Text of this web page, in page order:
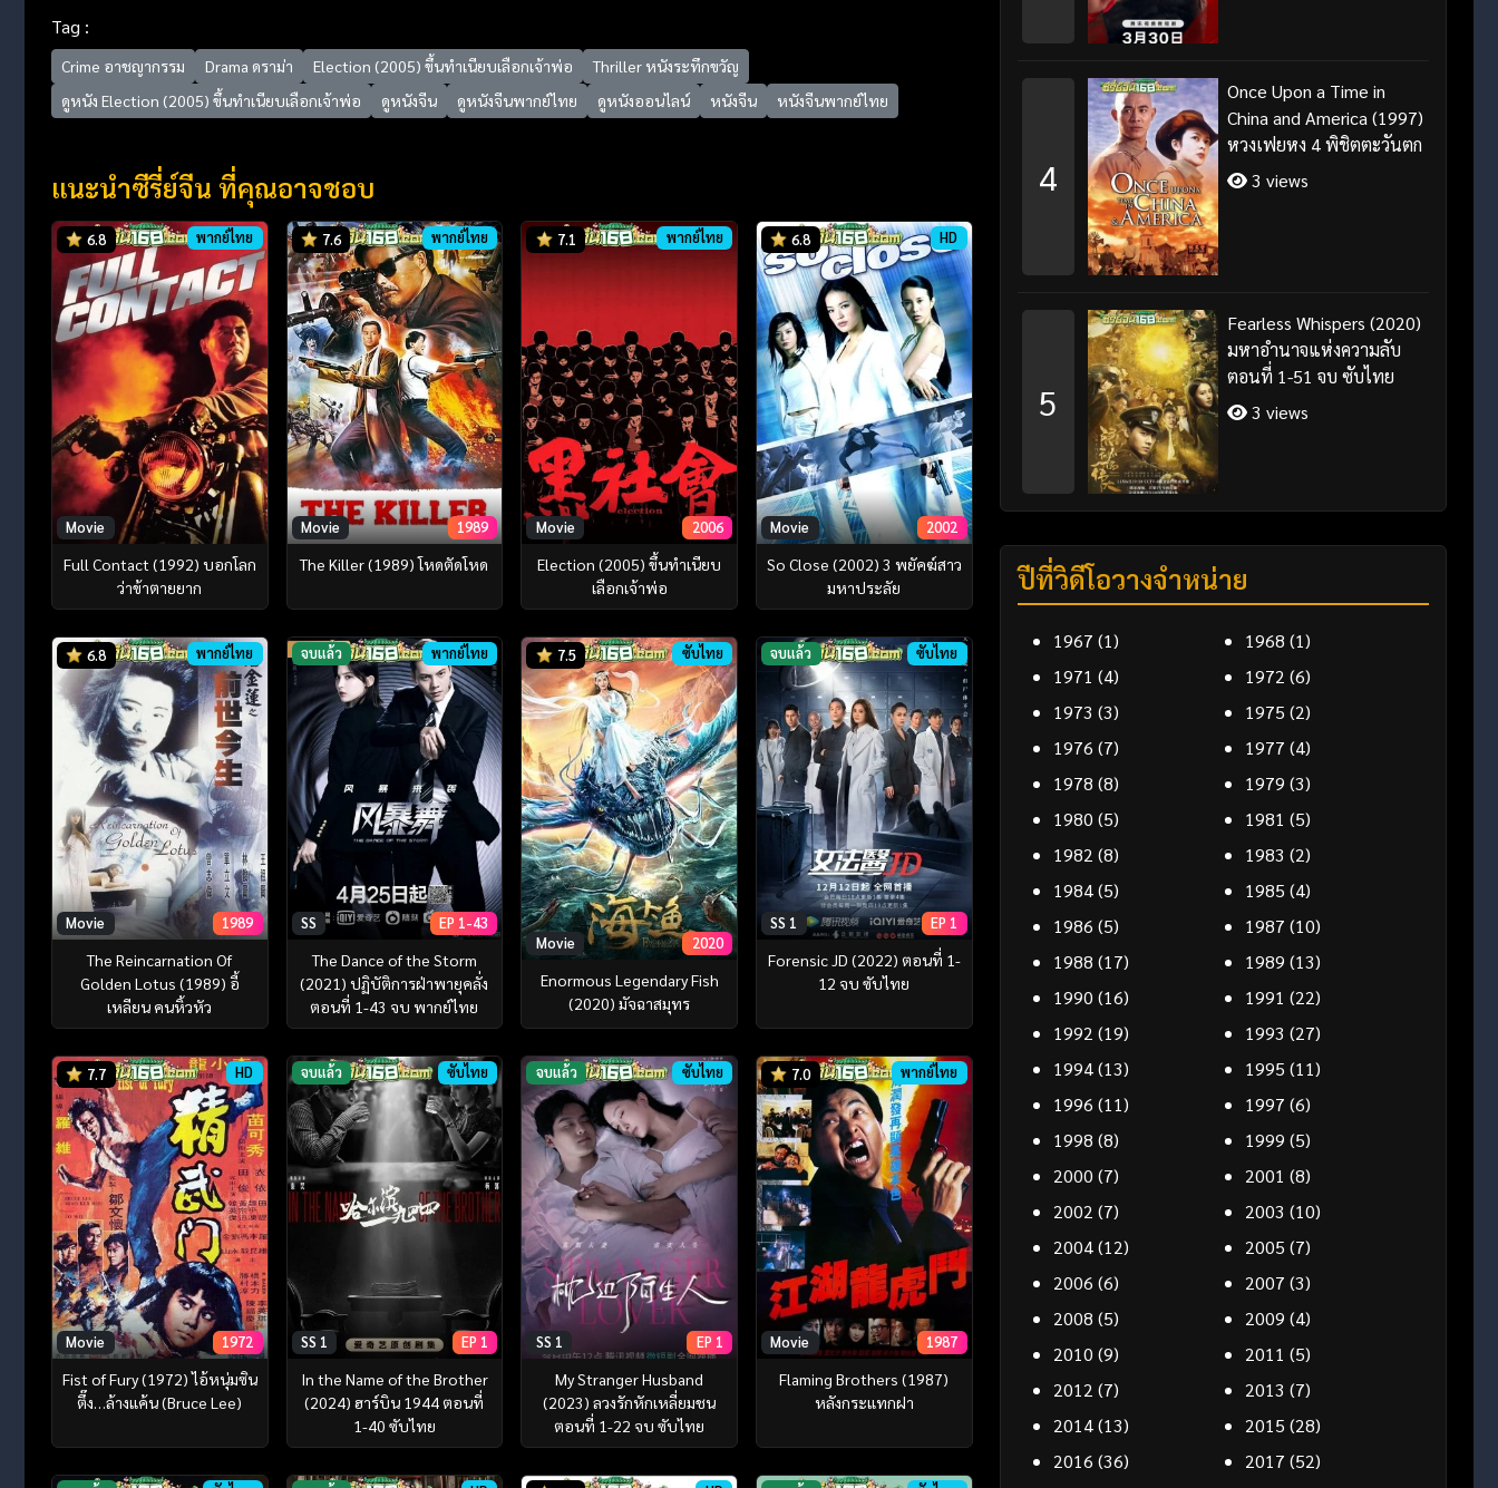
Tag :
Crime อาชญากรรม Drama ดราม่า Election (2005) ขึ้นทำเนียบเลือกเจ้าพ่อ
Thriller หนังระทึกขวัญ
ดูหนัง Election (2005) ขึ้นทำเนียบเลือกเจ้าพ่อ
ดูหนังจีน ดูหนังจีนพากย์ไทย ดูหนังออนไลน์ หนังจีน หนังจีนพากย์ไทย
แนะนำซีรี่ย์จีน ที่คุณอาจชอบ
6.8 พากย์ไทย
Movie
Full Contact (1992) บอกโลก
ว่าข้าตายยาก
7.6 พากย์ไทย
Movie 1989
The Killer (1989) โหดตัดโหด
7.1 พากย์ไทย
Movie 2006
Election (2005) ขึ้นทำเนียบ
เลือกเจ้าพ่อ
6.8 HD
Movie 2002
So Close (2002) 3 พยัคฆ์สาว
มหาประลัย
6.8 พากย์ไทย
Movie 1989
The Reincarnation Of
Golden Lotus (1989) อี้
เหลียน คนหิ้วหัว
จบแล้ว พากย์ไทย
SS EP 1-43
The Dance of the Storm
(2021) ปฏิบัติการฝ่าพายุคลั่ง
ตอนที่ 1-43 จบ พากย์ไทย
7.5 ซับไทย
Movie 2020
Enormous Legendary Fish
(2020) มัจฉาสมุทร
จบแล้ว ซับไทย
SS 1 EP 1
Forensic JD (2022) ตอนที่ 1-
12 จบ ซับไทย
7.7 HD
Movie 1972
Fist of Fury (1972) ไอ้หนุ่มซิน
ตึ๊ง…ล้างแค้น (Bruce Lee)
จบแล้ว ซับไทย
SS 1 EP 1
In the Name of the Brother
(2024) ฮาร์บิน 1944 ตอนที่
1-40 ซับไทย
จบแล้ว ซับไทย
SS 1 EP 1
My Stranger Husband
(2023) ลวงรักหักเหลี่ยมชน
ตอนที่ 1-22 จบ ซับไทย
7.0 พากย์ไทย
Movie 1987
Flaming Brothers (1987)
หลังกระแทกฝา
4
Once Upon a Time in
China and America (1997)
หวงเฟยหง 4 พิชิตตะวันตก
3 views
5
Fearless Whispers (2020)
มหาอำนาจแห่งความลับ
ตอนที่ 1-51 จบ ซับไทย
3 views
ปีที่วิดีโอวางจำหน่าย
1967 (1) 1968 (1)
1971 (4) 1972 (6)
1973 (3) 1975 (2)
1976 (7) 1977 (4)
1978 (8) 1979 (3)
1980 (5) 1981 (5)
1982 (8) 1983 (2)
1984(5) 1985 (4)
1986 (5) 1987 (10)
1988 (17) 1989 (13)
1990 (16) 1991 (22)
1992 (19) 1993 (27)
1994(13) 1995 (11)
1996 (11) 1997 (6)
1998 (8) 1999 (5)
2000 (7) 2001 (8)
2002 (7) 2003 (10)
2004(12) 2005 (7)
2006 (6) 2007 (3)
2008 (5) 2009 (4)
2010 (9) 2011 (5)
2012 (7) 2013 (7)
2014(13) 2015 (28)
2016 (36) 2017 (52)